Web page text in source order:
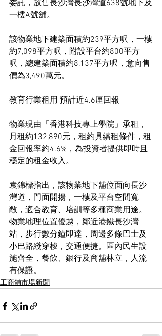
委託，放售長沙灣長沙灣道638號地下及
一樓A號舖。
該物業地下建築面積約239平方呎，一樓
約7,098平方呎，附設平台約800平方
呎，總建築面積約8,137平方呎，意向售
價為3,490萬元。
教育行業租用 預計近4.6厘回報
物業現由「香港科技專上學院」承租，
月租約132,890元，租約具續租條件，租
金回報率約4.6%，為投資者提供即時且
穩定的租金收入。
袁錦標指出，該物業地下舖位面向長沙
灣道，門面開揚，一樓及平台空間寬
敞，適合教育、培訓等多種商業用途。
物業地理位置優越，鄰近港鐵長沙灣
站，步行數分鐘即達，周邊多條巴士及
小巴路綫穿梭，交通便捷。區內民生設
施齊全，餐飲、銀行及商舖林立，人流
有保證。
工商舖市場新聞